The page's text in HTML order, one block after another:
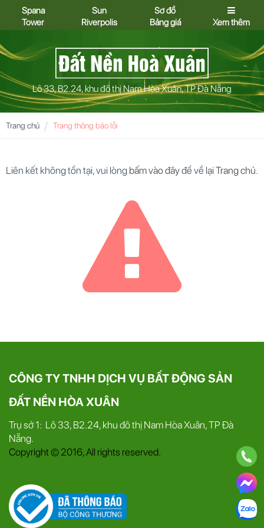
Spana
Tower
Sun
Riverpolis
Sơ đồ
Bảng giá
Xem thêm
Lô 33, B2.24, khu đô thị Nam Hòa Xuân, TP Đà Nẵng
Trang chủ Trang thông báo lỗi
Liên kết không tồn tại, vui lòng bấm vào đâyđể về lại Trang chủ.
CÔNG TY TNHH DỊCH VỤ BẤT ĐỘNG SẢN
ĐẤT NỀN HÒA XUÂN
Trụ sở 1: Lô 33, B2.24, khu đô thị Nam Hòa Xuân, TP Đà
Nẵng.
Copyright © 2016, All rights reserved.